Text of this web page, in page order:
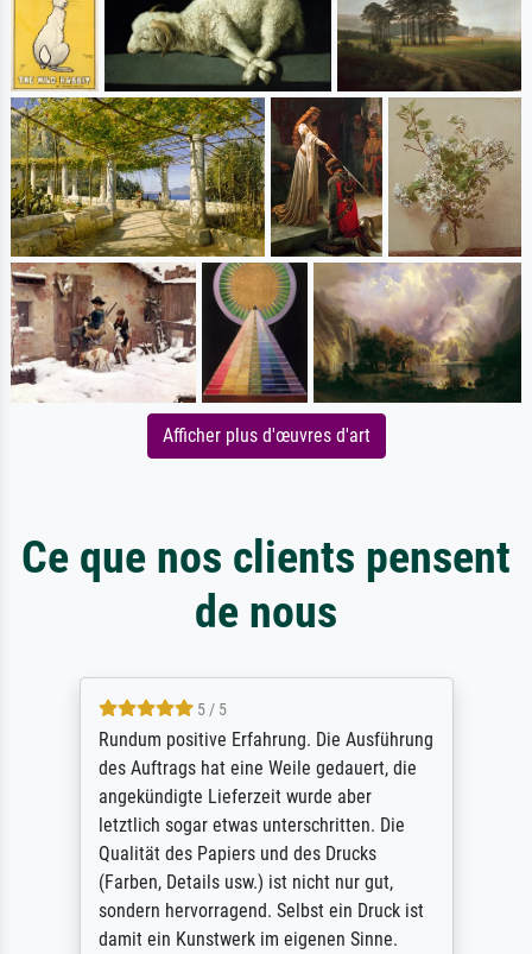
Afficher plus d'œuvres d'art
Ce que nos clients pensent
de nous
5 / 5
Rundum positive Erfahrung. Die Ausführung
des Auftrags hat eine Weile gedauert, die
angekündigte Lieferzeit wurde aber
letztlich sogar etwas unterschritten. Die
Qualität des Papiers und des Drucks
(Farben, Details usw.) ist nicht nur gut,
sondern hervorragend. Selbst ein Druck ist
damit ein Kunstwerk im eigenen Sinne.